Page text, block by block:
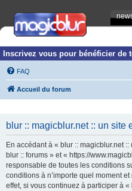
Inscrivez vous pour bénéficier
FAQ
Accueil du forum
blur :: magicblur.net :: un site
En accédant à « blur :: magicblur.net
blur :: forums » et « https://
responsable de toutes les conditions
conditions à n’importe quel moment
effet, si vous continuez à participer à